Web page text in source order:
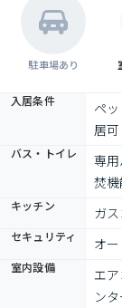
駐車場あり
入居条件
ペ
居可
バス・トイレ
専
焚
キッチン ガ
セキュリティ オ
室内設備
エ
ン